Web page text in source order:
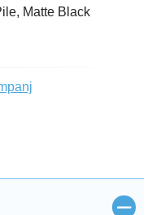
Matte Black
Stäng